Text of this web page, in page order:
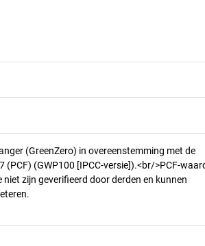
(GreenZero) in overeenstemming met de
(PCF) (GWP100 [IPCC-versie]).<br/>PCF-
zijn geverifieerd door derden en kunnen